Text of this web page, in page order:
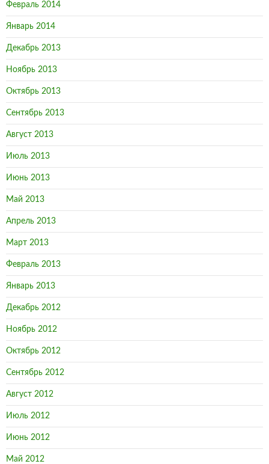
Февраль 2014
Январь 2014
Декабрь 2013
Ноябрь 2013
Октябрь 2013
Сентябрь 2013
Август 2013
Июль 2013
Июнь 2013
Май 2013
Апрель 2013
Март 2013
Февраль 2013
Январь 2013
Декабрь 2012
Ноябрь 2012
Октябрь 2012
Сентябрь 2012
Август 2012
Июль 2012
Июнь 2012
Май 2012